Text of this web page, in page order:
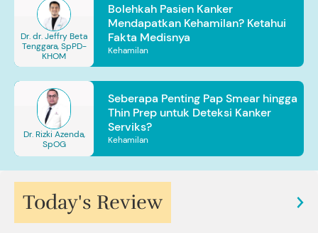
Dr. dr. Jeffry Beta
Tenggara, SpPD-
KHOM
Bolehkah Pasien Kanker
Mendapatkan Kehamilan? Ketahui
Fakta Medisnya
Kehamilan
Dr. Rizki Azenda,
SpOG
Seberapa Penting Pap Smear hingga
Thin Prep untuk Deteksi Kanker
Serviks?
Kehamilan
Today's Review